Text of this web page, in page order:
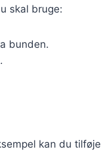
skal bruge:
bunden.
kan du tilføje